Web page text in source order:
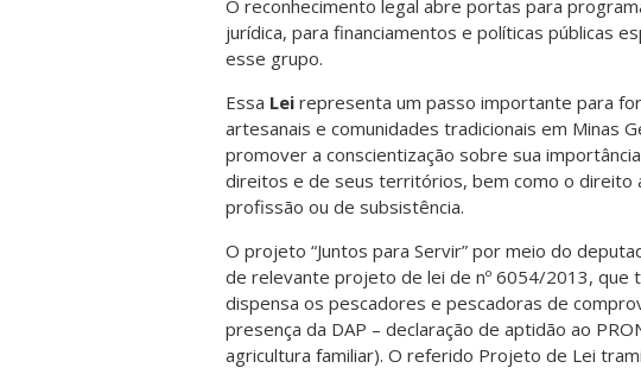
O reconhecimento legal abre portas para
jurídica, para financiamentos e políticas públicas
esse grupo.
Essa Lei representa um passo importante para
artesanais e comunidades tradicionais em Minas
promover a conscientização sobre sua
direitos e de seus territórios, bem como o direito
profissão ou de subsistência.
O projeto “Juntos para Servir” por meio do
de relevante projeto de lei de nº 6054/2013, que
dispensa os pescadores e pescadoras de
presença da DAP – declaração de aptidão ao
agricultura familiar). O referido Projeto de Lei